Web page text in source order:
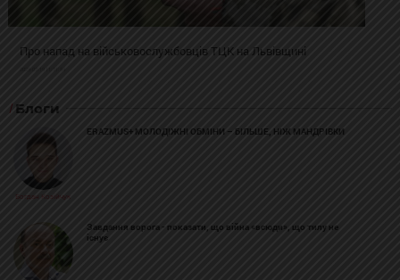
Про напад на військовослужбовців ТЦК на Львівщині
Блоги
Богдан Козійчук
ERAZMUS+ МОЛОДІЖНІ ОБМІНИ – БІЛЬШЕ, НІЖ МАНДРІВКИ
Завдання ворога - показати, що війна «всюди», що тилу не
існує